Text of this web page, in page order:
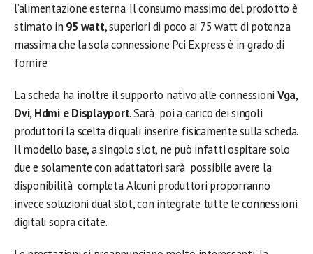
l’alimentazione esterna. Il consumo massimo del prodotto è
stimato in 95 watt, superiori di poco ai 75 watt di potenza
massima che la sola connessione Pci Express è in grado di
fornire.
La scheda ha inoltre il supporto nativo alle connessioni Vga,
Dvi, Hdmi e Displayport. Sarà poi a carico dei singoli
produttori la scelta di quali inserire fisicamente sulla scheda.
Il modello base, a singolo slot, ne può infatti ospitare solo
due e solamente con adattatori sarà possibile avere la
disponibilità completa. Alcuni produttori proporranno
invece soluzioni dual slot, con integrate tutte le connessioni
digitali sopra citate.